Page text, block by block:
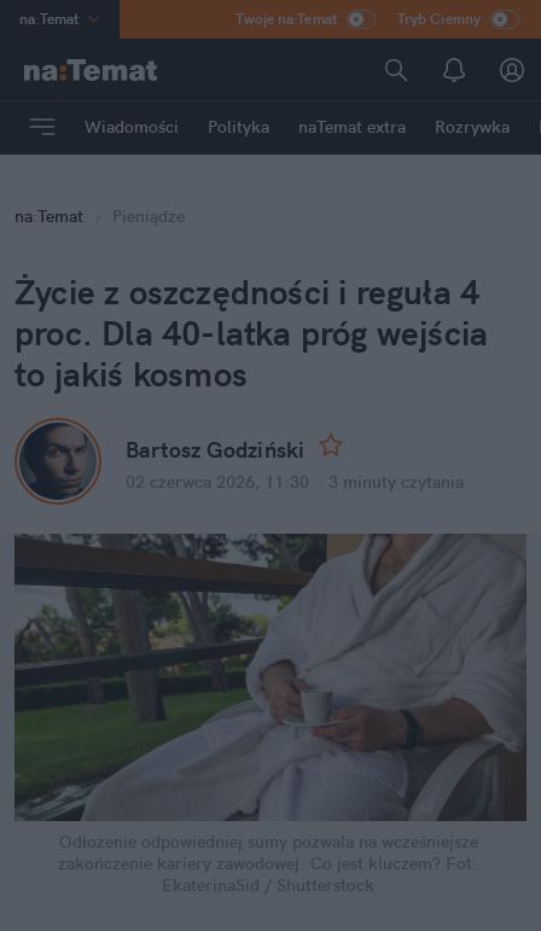
na:Temat
Poland
mama
Rozrywka
Twoje na:Temat Tryb Ciemny
Wiadomości Polityka naTemat extra Rozrywka
na:Temat Pieniądze
Życie z oszczędności i reguła 4
proc. Dla 40-latka próg wejścia
to jakiś kosmos
Bartosz Godziński
02 czerwca 2026, 11:30 3 minuty czytania
Odłożenie odpowiedniej sumy pozwala na wcześniejsze
zakończenie kariery zawodowej. Co jest kluczem? Fot.
EkaterinaSid / Shutterstock